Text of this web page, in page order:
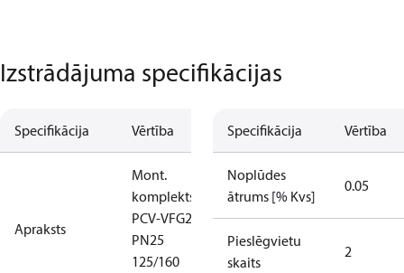
Izstrādājuma specifikācijas
Specifikācija Vērtība
Apraksts
Mont.
komplekts
PCV-VFG21
PN25
125/160
Specifikācija Vērtība
Noplūdes
ātrums [% Kvs]
0.05
Pieslēgvietu
skaits
2